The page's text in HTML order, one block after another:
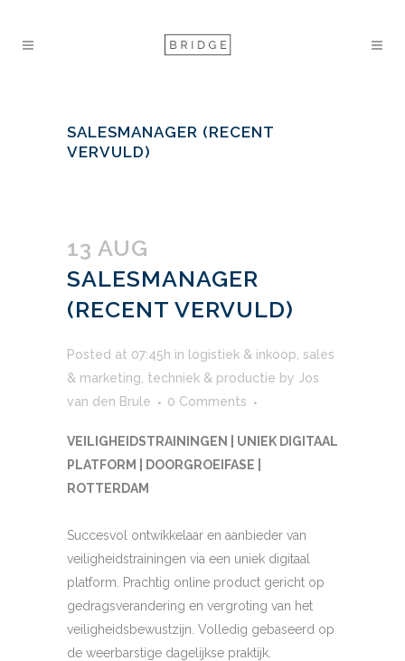
SALESMANAGER (RECENT
VERVULD)
13 AUG
SALESMANAGER
(RECENT VERVULD)
Posted at 07:45h in logistiek & inkoop sales
& marketing techniek & productie by Jos
van den Brule
0 Comments
VEILIGHEIDSTRAININGEN | UNIEK DIGITAAL
PLATFORM | DOORGROEIFASE |
ROTTERDAM
Succesvol ontwikkelaar en aanbieder van
veiligheidstrainingen via een uniek digitaal
platform. Prachtig online product gericht op
gedragsverandering en vergroting van het
veiligheidsbewustzijn. Volledig gebaseerd op
de weerbarstige dagelijkse praktijk.